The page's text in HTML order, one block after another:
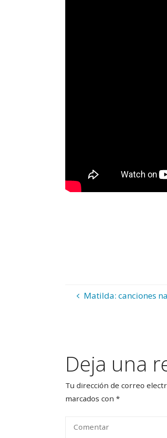
Matilda: canciones
Deja una
Tu dirección de correo
marcados con*